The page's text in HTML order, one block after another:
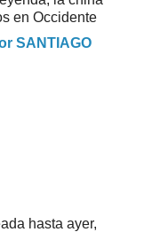
en Occidente
SANTIAGO
hasta ayer,